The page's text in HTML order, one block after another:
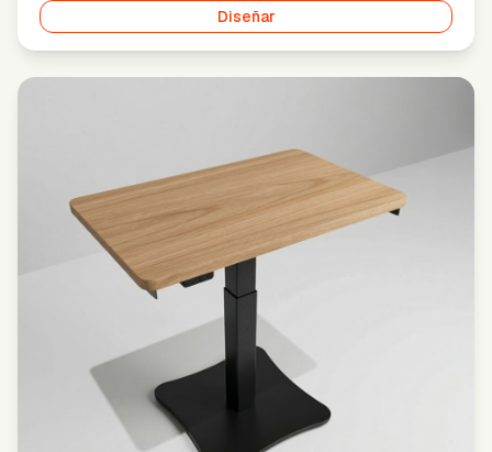
Diseñar